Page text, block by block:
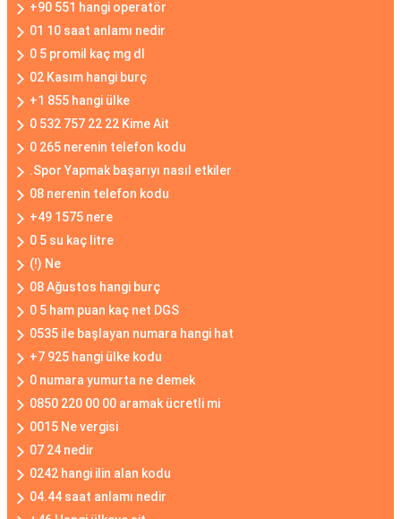
+90 551 hangi operatör
01 10 saat anlamı nedir
0 5 promil kaç mg dl
02 Kasım hangi burç
+1 855 hangi ülke
0 532 757 22 22 Kime Ait
0 265 nerenin telefon kodu
.Spor Yapmak başarıyı nasıl etkiler
08 nerenin telefon kodu
+49 1575 nere
0 5 su kaç litre
(!) Ne
08 Ağustos hangi burç
0 5 ham puan kaç net DGS
0535 ile başlayan numara hangi hat
+7 925 hangi ülke kodu
0 numara yumurta ne demek
0850 220 00 00 aramak ücretli mi
0015 Ne vergisi
07 24 nedir
0242 hangi ilin alan kodu
04.44 saat anlamı nedir